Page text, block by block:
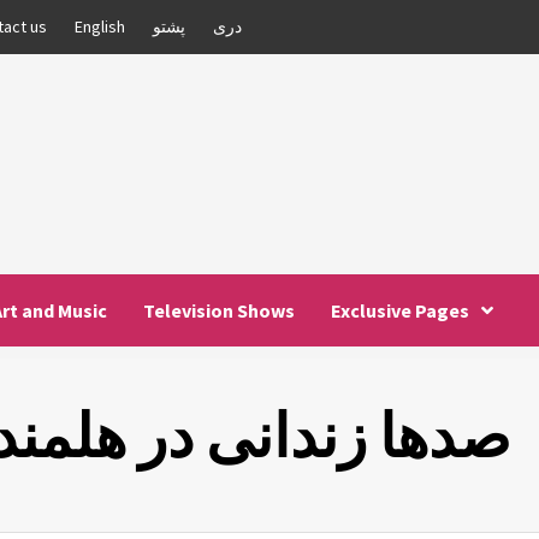
us English پشتو دری
and Music Television Shows Exclusive Pages
صدها زندانی در